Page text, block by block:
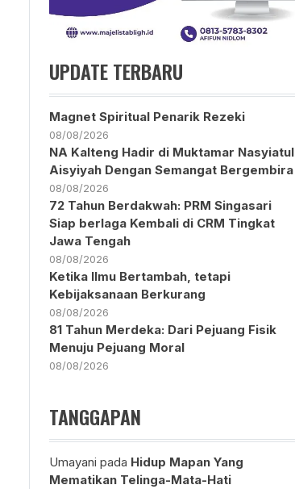
UPDATE TERBARU
Magnet Spiritual Penarik Rezeki
08/08/2026
NA Kalteng Hadir di Muktamar Nasyiatul
Aisyiyah Dengan Semangat Bergembira
08/08/2026
72 Tahun Berdakwah: PRM Singasari
Siap berlaga Kembali di CRM Tingkat
Jawa Tengah
08/08/2026
Ketika Ilmu Bertambah, tetapi
Kebijaksanaan Berkurang
08/08/2026
81 Tahun Merdeka: Dari Pejuang Fisik
Menuju Pejuang Moral
08/08/2026
TANGGAPAN
Umayani pada Hidup Mapan Yang
Mematikan Telinga-Mata-Hati